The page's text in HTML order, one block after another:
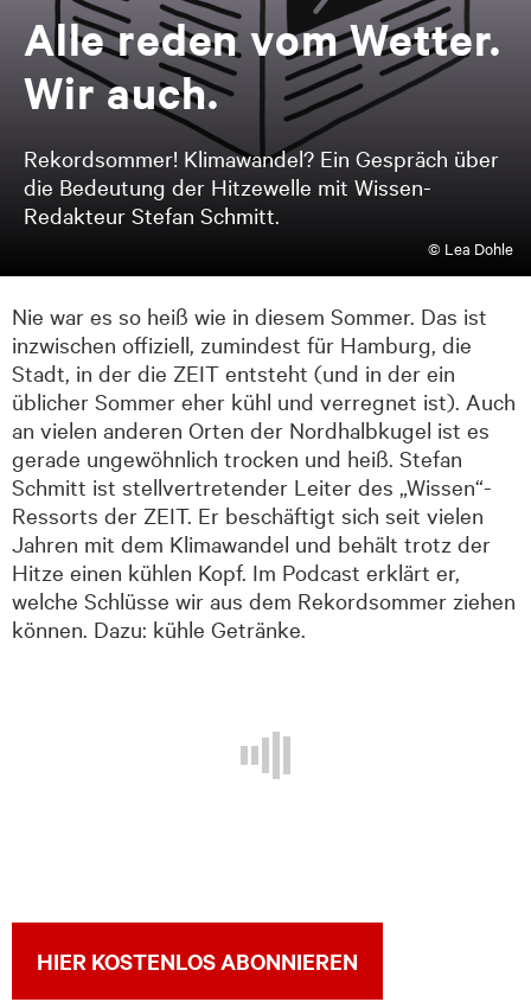
Al­le re­den vom Wet­ter.
Wir auch.
Rekordsommer! Klimawandel? Ein Gespräch über
die Bedeutung der Hitzewelle mit Wissen-
Redakteur Stefan Schmitt.
© Lea Dohle
Nie war es so heiß wie in diesem Sommer. Das ist
inzwischen offiziell, zumindest für Hamburg, die
Stadt, in der die ZEIT entsteht (und in der ein
üblicher Sommer eher kühl und verregnet ist). Auch
an vielen anderen Orten der Nordhalbkugel ist es
gerade ungewöhnlich trocken und heiß. Stefan
Schmitt ist stellvertretender Leiter des „Wissen“-
Ressorts der ZEIT. Er beschäftigt sich seit vielen
Jahren mit dem Klimawandel und behält trotz der
Hitze einen kühlen Kopf. Im Podcast erklärt er,
welche Schlüsse wir aus dem Rekordsommer ziehen
können. Dazu: kühle Getränke.
HIER KOSTENLOS ABONNIEREN